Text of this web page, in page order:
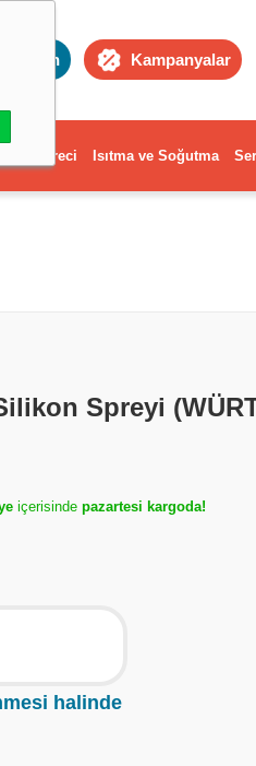
Toptan Kampanyalar
Ev Gereci Isıtma ve Soğutma
Spreyi
içerisinde pazartesi kargoda!
halinde